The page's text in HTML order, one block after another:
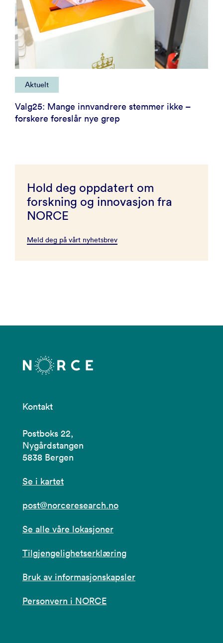
Aktuelt
Valg25: Mange innvandrere stemmer ikke –
forskere foreslår nye grep
Hold deg oppdatert om
forskning og innovasjon fra
NORCE
Meld deg på vårt nyhetsbrev
Kontakt
Postboks 22,
Nygårdstangen
5838 Bergen
Se i kartet
post@norceresearch.no
Se alle våre lokasjoner
Tilgjengelighetserklæring
Bruk av informasjonskapsler
Personvern i NORCE